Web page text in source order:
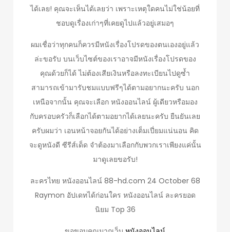
ได้เลย! คุณจะเห็นได้เลยว่า เพราะเหตุใดคนไม่ใช่น้อยที่
ชอบดูเรื่องเก่าๆที่เคยดูไปแล้วอยู่เสมอๆ
ผมเชื่อว่าทุกคนก็ควรมีหนังเรื่องโปรดของตนเองอยู่แล้ว
ล่ะขอรับ บนเว็บไซต์ของเราอาจมีหนังเรื่องโปรดของ
คุณด้วยก็ได้ ไม่ต้องเสียเงินหรือลงทะเบียนไปดูซ้ำ
สามารถเข้ามารับชมแบบฟรีๆได้ตามอยากนะครับ นอก
เหนือจากนั้น คุณจะเลือก หนังออนไลน์ ผู้เดียวหรือมอง
กับครอบครัวก็เลือกได้ตามอยากได้เลยนะครับ ยืนยันเลย
ครับผมว่า เอนหน้าจอยกันได้อย่างเต็มเปี่ยมแน่นอน คิด
จะดูหนังดี ซีรีส์เด็ด จำต้องมาเลือกกับพวกเราเพียงแค่นั้น
มาดูเลยขอรับ!
ละครไทย หนังออนไลน์ 88-hd.com 24 October 68
Raymon อัปเดทได้ก่อนใคร หนังออนไลน์ ละครยอด
นิยม Top 36